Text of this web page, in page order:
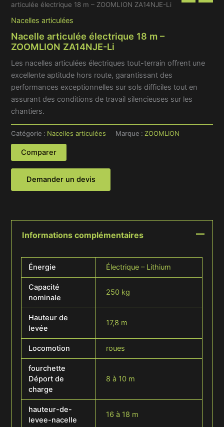
articulée électrique 18 m – ZOOMLION ZA14NJE-Li
Nacelles articulées
Nacelle articulée électrique 18 m –
ZOOMLION ZA14NJE-Li
Les nacelles articulées électriques tout-terrain offrent une
excellente aptitude hors route, garantissant des
performances exceptionnelles sur sols difficiles tout en
assurant des conditions de travail silencieuses sur les
chantiers.
Catégorie : Nacelles articulées Marque : ZOOMLION
Comparer
Demander un devis
Informations complémentaires
Énergie Électrique – Lithium
Capacité
nominale
250 kg
Hauteur de
levée
17,8 m
Locomotion roues
fourchette
Déport de
charge
8 à 10 m
hauteur-de-
levee-nacelle
16 à 18 m